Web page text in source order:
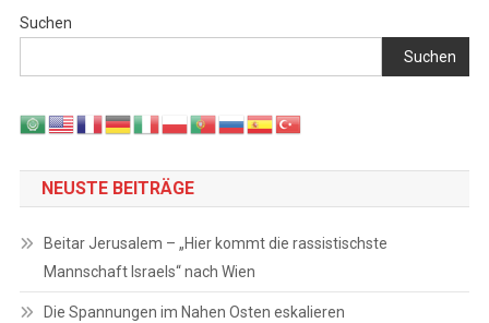
Suchen
Suchen
NEUSTE BEITRÄGE
Beitar Jerusalem – „Hier kommt die rassistischste
Mannschaft Israels“ nach Wien
Die Spannungen im Nahen Osten eskalieren